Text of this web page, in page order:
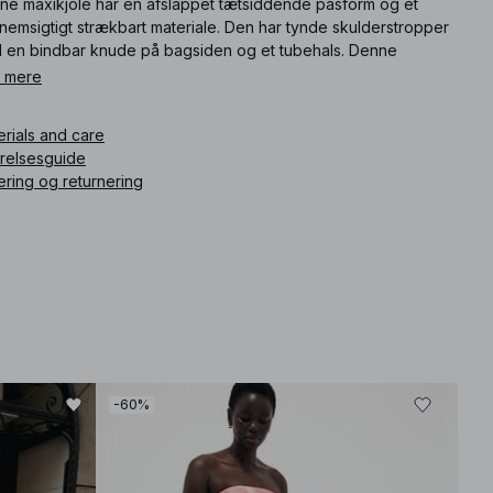
strækbart materiale. Den har tynde skulderstropper
en bindbar knude på bagsiden og et tubehals. Denne
findes i blomsteragtig.
and care
og returnering
-60%